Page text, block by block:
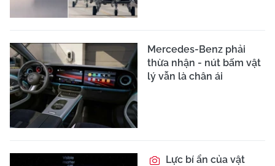
Mercedes-Benz phải
thừa nhận - nút bấm vật
lý vẫn là chân ái
Lực bí ẩn của vật